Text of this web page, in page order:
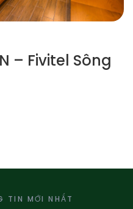
– Fivitel Sông
TIN MỚI NHẤT